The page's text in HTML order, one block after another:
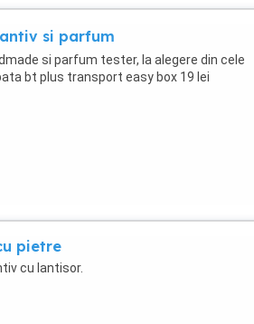
si parfum
si parfum tester, la alegere din cele
bt plus transport easy box 19 lei
pietre
cu lantisor.